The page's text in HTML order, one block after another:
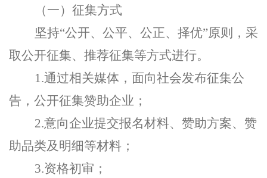
（一）征集方式
坚持“公开、公平、公正、择优”原则，采
取公开征集、推荐征集等方式进行。
1.通过相关媒体，面向社会发布征集公
告，公开征集赞助企业；
2.意向企业提交报名材料、赞助方案、赞
助品类及明细等材料；
3.资格初审；